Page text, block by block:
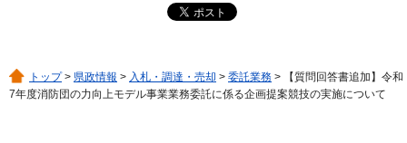
トップ> 県政情報 > 入札・調達・売却 > 委託業務 > 【質問回答書追加】令和
7年度消防団の力向上モデル事業業務委託に係る企画提案競技の実施について